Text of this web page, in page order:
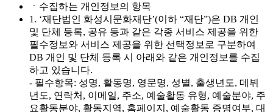
ㆍ수집하는 개인정보의 항목
1. ‘재단법인 화성시문화재단’(이하 “재단”)은 DB 개인
및 단체 등록, 공유 등과 같은 각종 서비스 제공을 위한
필수정보와 서비스 제공을 위한 선택정보로 구분하여
DB 개인 및 단체 등록 시 아래와 같은 개인정보를 수집
하고 있습니다.
- 필수항목: 성명, 활동명, 영문명, 성별, 출생년도, 데뷔
년도, 연락처, 이메일, 주소, 예술활동 유형, 예술분야, 주
요활동분야, 활동지역, 홈페이지, 예술활동 증명여부, 대